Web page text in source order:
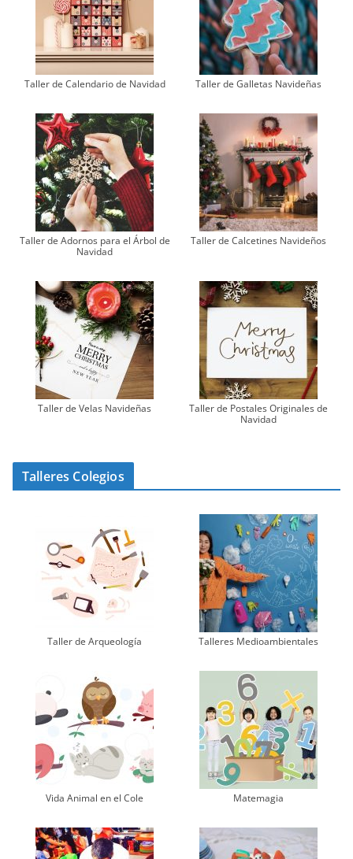
Taller de Calendario de Navidad Taller de Galletas Navideñas
Taller de Adornos para el Árbol de
Navidad
Taller de Calcetines Navideños
Taller de Velas Navideñas
Taller de Postales Originales de
Navidad
Talleres Colegios
Taller de Arqueología Talleres Medioambientales
Vida Animal en el Cole Matemagia